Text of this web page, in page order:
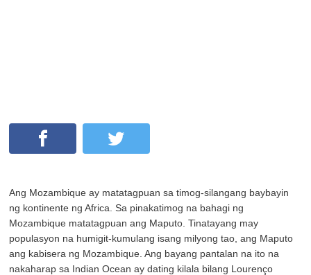
Ang Mozambique ay matatagpuan sa timog-silangang baybayin
ng kontinente ng Africa. Sa pinakatimog na bahagi ng
Mozambique matatagpuan ang Maputo. Tinatayang may
populasyon na humigit-kumulang isang milyong tao, ang Maputo
ang kabisera ng Mozambique. Ang bayang pantalan na ito na
nakaharap sa Indian Ocean ay dating kilala bilang Lourenço